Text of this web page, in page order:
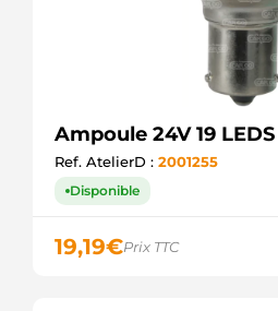
Ampoule 24V 19
Ref. AtelierD : 2001255
Disponible
19,19€Prix TTC